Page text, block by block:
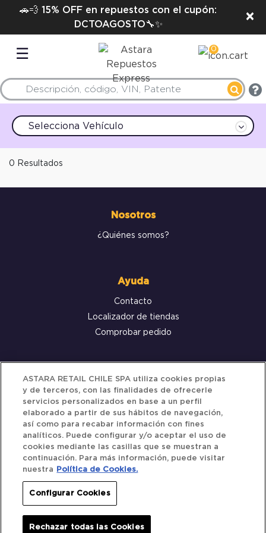
🚗💨 15% OFF en repuestos con el cupón:
DCTOAGOSTO🔧✨
×
☰ 0
Selecciona Vehículo
0 Resultados
Nosotros
¿Quiénes somos?
Ayuda
Contacto
Localizador de tiendas
Comprobar pedido
Servicio al cliente
Términos y Condiciones
Política de privacidad
Siguenos
Redes Sociales
ASTARA RETAIL CHILE SPA utiliza cookies propias
y de terceros, con las finalidades de ofrecerle
servicios personalizados en base a un perfil
elaborado a partir de sus hábitos de navegación,
así como para recabar información con fines
analíticos. Puede configurar y/o aceptar el uso de
cookies mediante las casillas que se muestran a
continuación. Para más información, puede visitar
nuestra
Política de Cookies.
Configurar Cookies
Rechazar todas las Cookies